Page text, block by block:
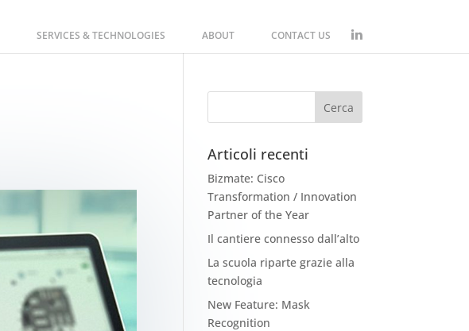
SERVICES & TECHNOLOGIES ABOUT CONTACT US
Articoli recenti
Bizmate: Cisco
Transformation / Innovation
Partner of the Year
Il cantiere connesso dall’alto
La scuola riparte grazie alla
tecnologia
New Feature: Mask
Recognition